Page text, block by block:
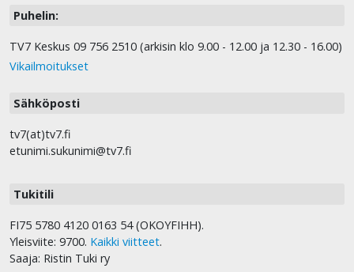
Puhelin:
TV7 Keskus 09 756 2510 (arkisin klo 9.00 - 12.00 ja 12.30 - 16.00)
Vikailmoitukset
Sähköposti
tv7(at)tv7.fi
etunimi.sukunimi@tv7.fi
Tukitili
FI75 5780 4120 0163 54 (OKOYFIHH).
Yleisviite: 9700. Kaikki viitteet.
Saaja: Ristin Tuki ry